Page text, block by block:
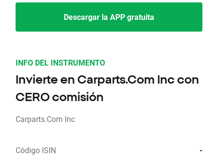
Descargar la APP gratuita
INFO DEL INSTRUMENTO
Invierte en Carparts.Com Inc con
CERO comisión
Carparts.Com Inc
Código ISIN -